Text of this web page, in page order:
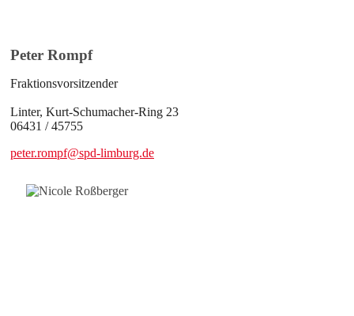
Peter Rompf
Fraktionsvorsitzender
Linter, Kurt-Schumacher-Ring 23
06431 / 45755
peter.rompf@spd-limburg.de